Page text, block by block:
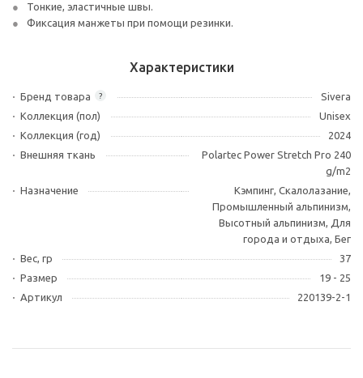
Тонкие, эластичные швы.
Фиксация манжеты при помощи резинки.
Характеристики
?
Бренд товара
Sivera
Коллекция (пол)
Unisex
Коллекция (год)
2024
Внешняя ткань
Polartec Power Stretch Pro 240
g/m2
Назначение
Кэмпинг, Скалолазание,
Промышленный альпинизм,
Высотный альпинизм, Для
города и отдыха, Бег
Вес, гр
37
Размер
19 - 25
Артикул
220139-2-1